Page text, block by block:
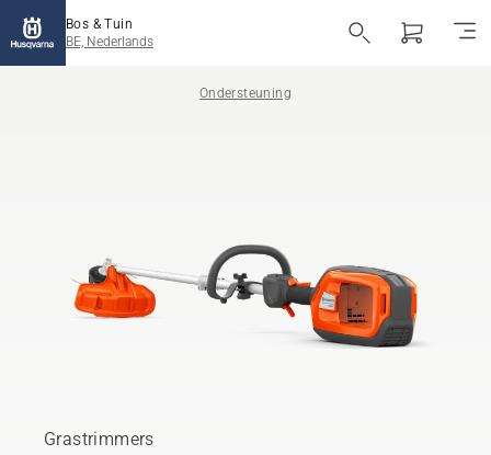
Bos & Tuin
BE, Nederlands
Ondersteuning
Grastrimmers